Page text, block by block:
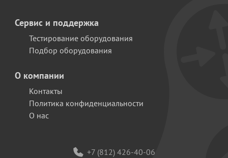
+7 (812) 426-40-06
Сервис и поддержка
Тестирование оборудования
Подбор оборудования
О компании
Контакты
Политика конфиденциальности
О нас